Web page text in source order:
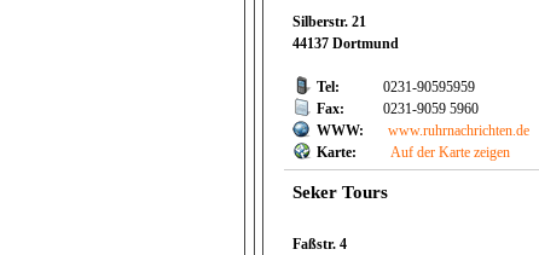
Silberstr. 21
44137 Dortmund
Tel:
0231-90595959
Fax:
0231-9059 5960
WWW:
www.ruhrnachrichten.de
Karte:
Auf der Karte zeigen
Seker Tours
Faßstr. 4